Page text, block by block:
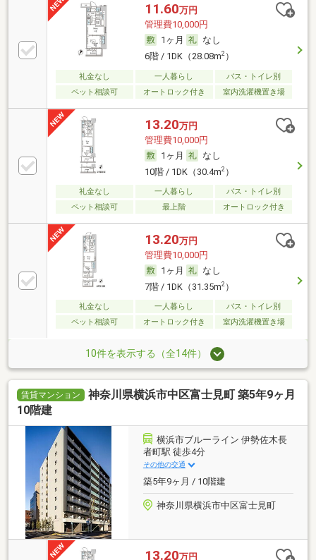
11.60万円
管理費10,000円
1ヶ月
なし
6階 / 1DK（28.08m2）
礼金なし 一人暮らし
バス・トイレ別
ペット相談可
オートロック付き 室内洗濯機置き場
13.20万円
管理費10,000円
1ヶ月
なし
10階 / 1DK（30.4m2）
礼金なし 一人暮らし
バス・トイレ別
ペット相談可
最上階 オートロック付き
13.20万円
管理費10,000円
1ヶ月
なし
7階 / 1DK（31.35m2）
礼金なし 一人暮らし
バス・トイレ別
ペット相談可
オートロック付き 室内洗濯機置き場
10件を表示する（全14件）
賃貸マンション
神奈川県横浜市中区富士見町 築5年9ヶ月
10階建
横浜市ブルーライン 伊勢佐木長
者町駅 徒歩4分
その他の交通
築5年9ヶ月 / 10階建
神奈川県横浜市中区富士見町
13.20万円